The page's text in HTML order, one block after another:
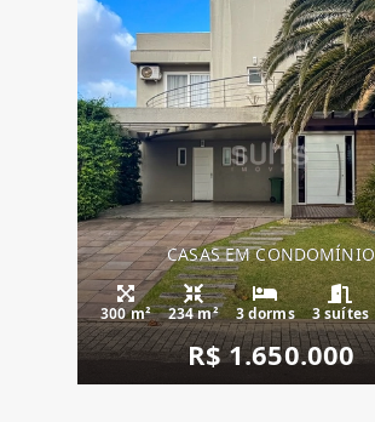
CASAS EM CONDOMÍNIO
300 m² 234 m² 3 dorms 3 suítes
R$ 1.650.000